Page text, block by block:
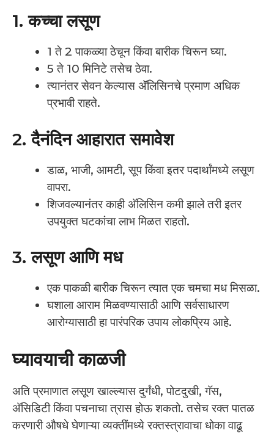
1. कच्चा लसूण
1 ते 2 पाकळ्या ठेचून किंवा बारीक चिरून घ्या.
5 ते 10 मिनिटे तसेच ठेवा.
त्यानंतर सेवन केल्यास अ‍ॅलिसिनचे प्रमाण अधिक
प्रभावी राहते.
2. दैनंदिन आहारात समावेश
डाळ, भाजी, आमटी, सूप किंवा इतर पदार्थांमध्ये लसूण
वापरा.
शिजवल्यानंतर काही अ‍ॅलिसिन कमी झाले तरी इतर
उपयुक्त घटकांचा लाभ मिळत राहतो.
3. लसूण आणि मध
एक पाकळी बारीक चिरून त्यात एक चमचा मध मिसळा.
घशाला आराम मिळवण्यासाठी आणि सर्वसाधारण
आरोग्यासाठी हा पारंपरिक उपाय लोकप्रिय आहे.
घ्यावयाची काळजी
अति प्रमाणात लसूण खाल्ल्यास दुर्गंधी, पोटदुखी, गॅस,
अ‍ॅसिडिटी किंवा पचनाचा त्रास होऊ शकतो. तसेच रक्त पातळ
करणारी औषधे घेणाऱ्या व्यक्तींमध्ये रक्तस्त्रावाचा धोका वाढू